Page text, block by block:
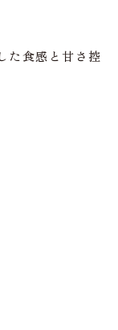
た食感と甘さ控